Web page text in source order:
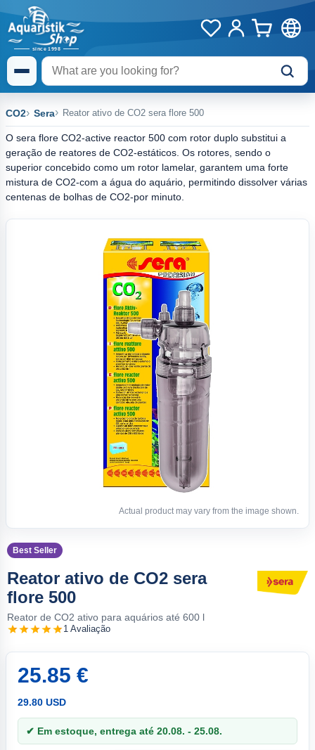
CO2 Sera Reator ativo de CO2 sera flore 500
O sera flore CO2-active reactor 500 com rotor duplo substitui a
geração de reatores de CO2-estáticos. Os rotores, sendo o
superior concebido como um rotor lamelar, garantem uma forte
mistura de CO2-com a água do aquário, permitindo dissolver várias
centenas de bolhas de CO2-por minuto.
Actual product may vary from the image shown.
Best Seller
Reator ativo de CO2 sera
flore 500
Reator de CO2 ativo para aquários até 600 l
1 Avaliação
25.85 €
29.80 USD
✔ Em estoque, entrega até 20.08. - 25.08.